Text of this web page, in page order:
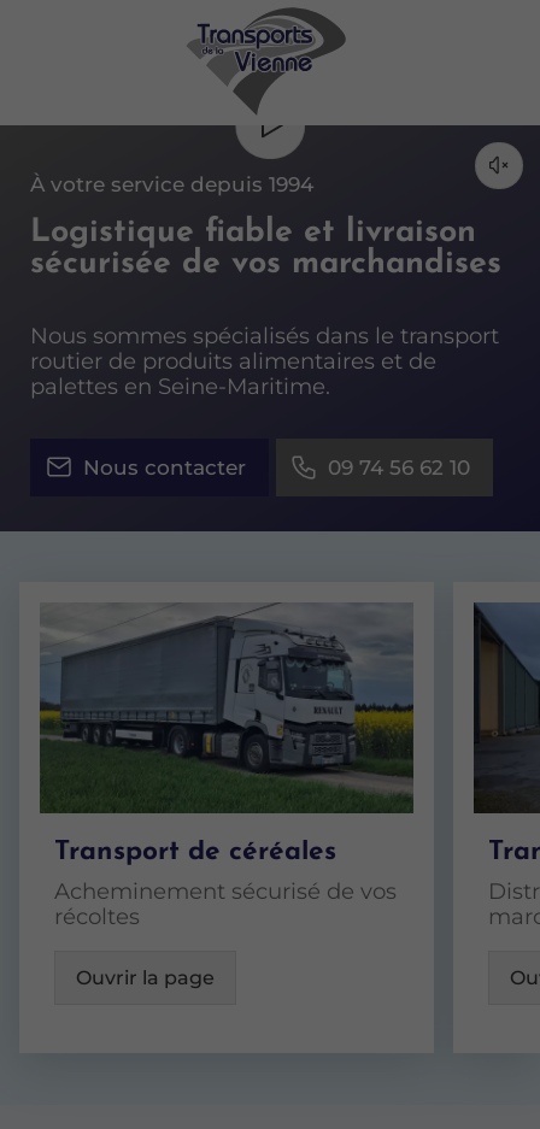
À votre service depuis 1994
Logistique fiable et livraison
sécurisée de vos marchandises
Nous sommes spécialisés dans le transport
routier de produits alimentaires et de
palettes en Seine-Maritime.
Nous contacter 09 74 56 62 10
Transport de céréales
Acheminement sécurisé de vos
récoltes
Ouvrir la page